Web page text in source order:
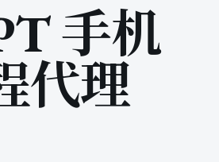
手机
代理